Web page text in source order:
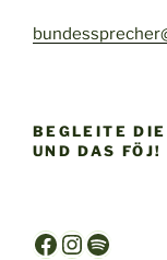
BEGLEITE
UND DAS FÖJ!
Facebook
Instagram
Spotify